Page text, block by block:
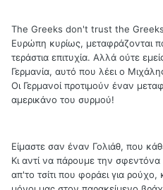
The Greeks don't trust the Greeks,
Ευρώπη κυρίως, μεταφράζονται
τεράστια επιτυχία. Αλλά ούτε
Γερμανία, αυτό που λέει ο
Οι Γερμανοί προτιμούν έναν
αμερικάνο του συρμού!
Είμαστε σαν έναν Γολιάθ, που
Κι αντί να πάρουμε την
απ'το τσίτι που φοράει για